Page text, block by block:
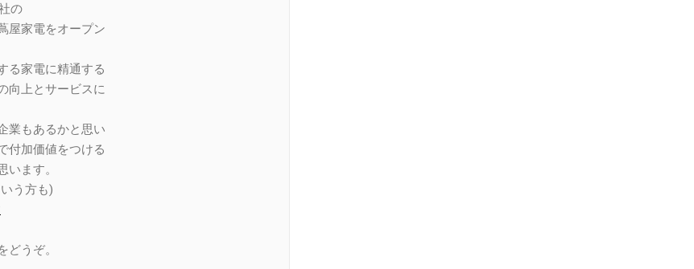
の
屋家電をオープン
る家電に精通する
向上とサービスに
業もあるかと思い
付加価値をつける
ます。
う方も)
どうぞ。